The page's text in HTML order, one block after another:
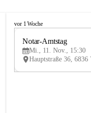
V
vor 1 Woche
Notar-Amtstag
Mi., 11. Nov., 15:30